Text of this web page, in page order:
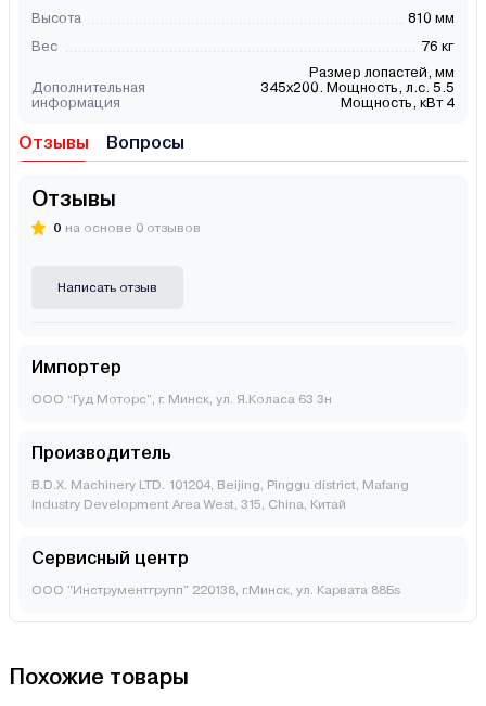
Высота
810 мм
Вес
76 кг
Дополнительная
информация
Размер лопастей, мм
345x200. Мощность, л.с. 5.5
Мощность, кВт 4
Отзывы Вопросы
Отзывы
0 на основе 0 отзывов
Написать отзыв
Импортер
ООО “Гуд Моторс”, г. Минск, ул. Я.Коласа 63 3н
Производитель
B.D.X. Machinery LTD. 101204, Beijing, Pinggu district, Mafang
Industry Development Area West, 315, China, Китай
Сервисный центр
ООО "Инструментгрупп" 220138, г.Минск, ул. Карвата 88Бs
Похожие товары